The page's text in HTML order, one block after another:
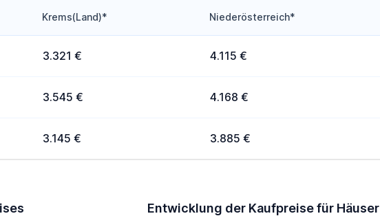
Krems(Land)* Niederösterreich*
3.321 € 4.115 €
3.545 € 4.168 €
3.145 € 3.885 €
Entwicklung der Kaufpreise für Häuser